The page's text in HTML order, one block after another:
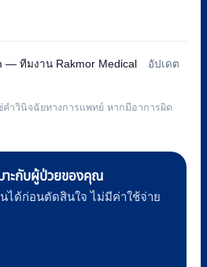
— ทีมงาน Rakmor Medical
อัปเดต
ำวินิจฉัยทางการแพทย์ หากมีอาการผิด
มาะกับผู้ป่วยของคุณ
ได้ก่อนตัดสินใจ ไม่มีค่าใช้จ่าย